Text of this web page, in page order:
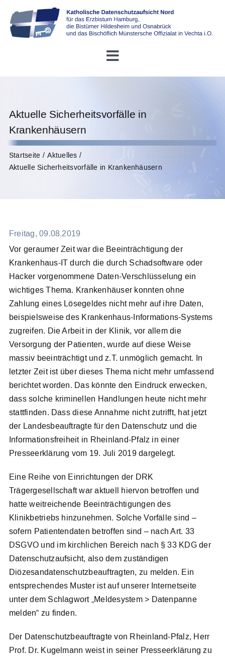
content
Toggle
Navigation
Über uns
Konferenz DDSB
Meldesystem
Kontakt
Search
for:
Aktuelle Sicherheitsvorfälle in
Krankenhäusern
Startseite
Aktuelles
Aktuelle Sicherheitsvorfälle in Krankenhäusern
Freitag, 09.08.2019
Vor geraumer Zeit war die Beeinträchtigung der
Krankenhaus-IT durch die durch Schadsoftware oder
Hacker vorgenommene Daten-Verschlüsselung ein
wichtiges Thema. Krankenhäuser konnten ohne
Zahlung eines Lösegeldes nicht mehr auf ihre Daten,
beispielsweise des Krankenhaus-Informations-Systems
zugreifen. Die Arbeit in der Klinik, vor allem die
Versorgung der Patienten, wurde auf diese Weise
massiv beeinträchtigt und z.T. unmöglich gemacht. In
letzter Zeit ist über dieses Thema nicht mehr umfassend
berichtet worden. Das könnte den Eindruck erwecken,
dass solche kriminellen Handlungen heute nicht mehr
stattfinden. Dass diese Annahme nicht zutrifft, hat jetzt
der Landesbeauftragte für den Datenschutz und die
Informationsfreiheit in Rheinland-Pfalz in einer
Presseerklärung vom 19. Juli 2019 dargelegt.
Eine Reihe von Einrichtungen der DRK
Trägergesellschaft war aktuell hiervon betroffen und
hatte weitreichende Beeinträchtigungen des
Klinikbetriebs hinzunehmen. Solche Vorfälle sind –
sofern Patientendaten betroffen sind – nach Art. 33
DSGVO und im kirchlichen Bereich nach § 33 KDG der
Datenschutzaufsicht, also dem zuständigen
Diözesandatenschutzbeauftragten, zu melden. Ein
entsprechendes Muster ist auf unserer Internetseite
unter dem Schlagwort „Meldesystem > Datenpanne
melden“ zu finden.
Der Datenschutzbeauftragte von Rheinland-Pfalz, Herr
Prof. Dr. Kugelmann weist in seiner Presseerklärung zu